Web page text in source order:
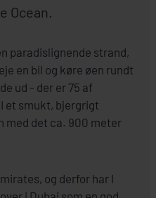
Ocean.
paradislignende strand,
en bil og køre øen rundt
ud - der er 75 af
et smukt, bjergrigt
med det ca. 900 meter
og derfor har I